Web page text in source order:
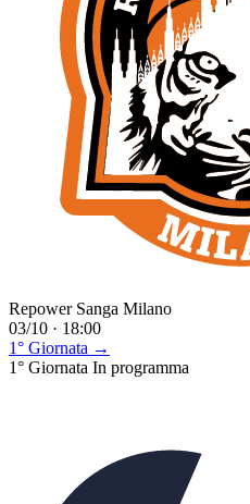
Repower Sanga Milano
03/10 · 18:00
1° Giornata →
1° Giornata In programma